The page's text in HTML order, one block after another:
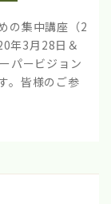
の集中講座（2
年3月28日＆
パービジョン
。皆様のご参